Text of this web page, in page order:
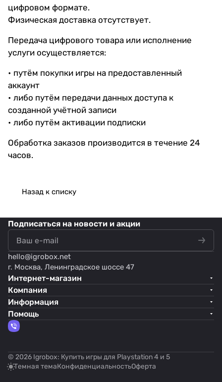
цифровом формате.
Физическая доставка отсутствует.
Передача цифрового товара или исполнение
услуги осуществляется:
• путём покупки игры на предоставленный
аккаунт
• либо путём передачи данных доступа к
созданной учётной записи
• либо путём активации подписки
Обработка заказов производится в течение 24
часов.
Назад к списку
Подписаться на новости и акции
hello@igrobox.net
г. Москва, Ленинградское шоссе 47
Интернет-магазин
Компания
Информация
Помощь
© 2026 Igrobox: Купить игры для Playstation 4 и 5
Темная темаКонфиденциальностьОферта